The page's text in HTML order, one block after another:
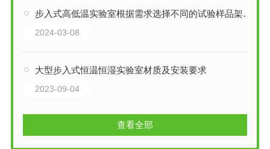
步入式高低温实验室根据需求选择不同的试验样品架和内部监控系统
2024-03-08
大型步入式恒温恒湿实验室材质及安装要求
2023-09-04
查看全部